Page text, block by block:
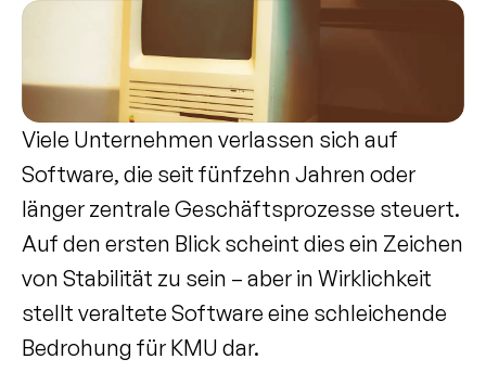
Viele Unternehmen verlassen sich auf
Software, die seit fünfzehn Jahren oder
länger zentrale Geschäftsprozesse steuert.
Auf den ersten Blick scheint dies ein Zeichen
von Stabilität zu sein – aber in Wirklichkeit
stellt veraltete Software eine schleichende
Bedrohung für KMU dar.